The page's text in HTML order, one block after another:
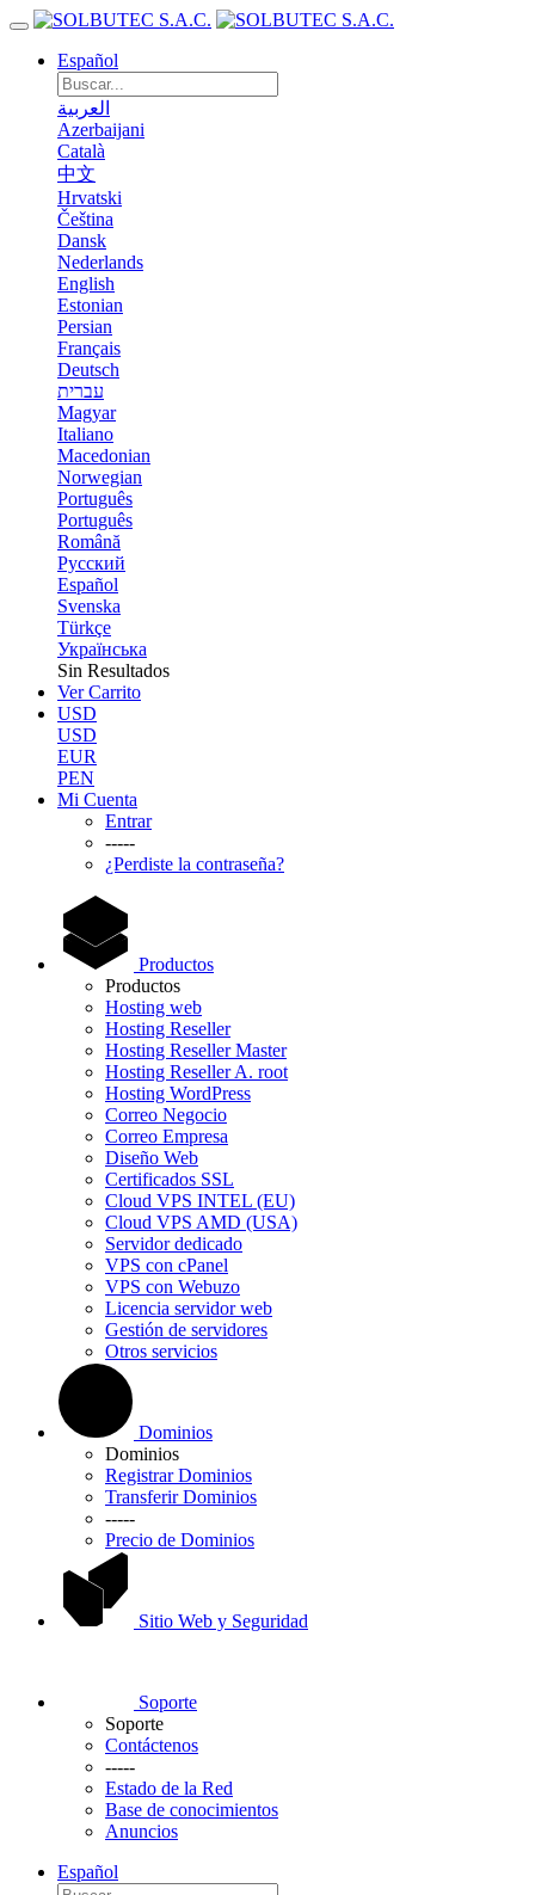
Español
العربية
Azerbaijani
Català
中文
Hrvatski
Čeština
Dansk
Nederlands
English
Estonian
Persian
Français
Deutsch
עברית
Magyar
Italiano
Macedonian
Norwegian
Português
Português
Română
Русский
Español
Svenska
Türkçe
Українська
Sin Resultados
Ver Carrito
USD
USD
EUR
PEN
Mi Cuenta
Entrar
-----
¿Perdiste la contraseña?
Productos
Productos
Hosting web
Hosting Reseller
Hosting Reseller Master
Hosting Reseller A. root
Hosting WordPress
Correo Negocio
Correo Empresa
Diseño Web
Certificados SSL
Cloud VPS INTEL (EU)
Cloud VPS AMD (USA)
Servidor dedicado
VPS con cPanel
VPS con Webuzo
Licencia servidor web
Gestión de servidores
Otros servicios
Dominios
Dominios
Registrar Dominios
Transferir Dominios
-----
Precio de Dominios
Sitio Web y Seguridad
Soporte
Soporte
Contáctenos
-----
Estado de la Red
Base de conocimientos
Anuncios
Español